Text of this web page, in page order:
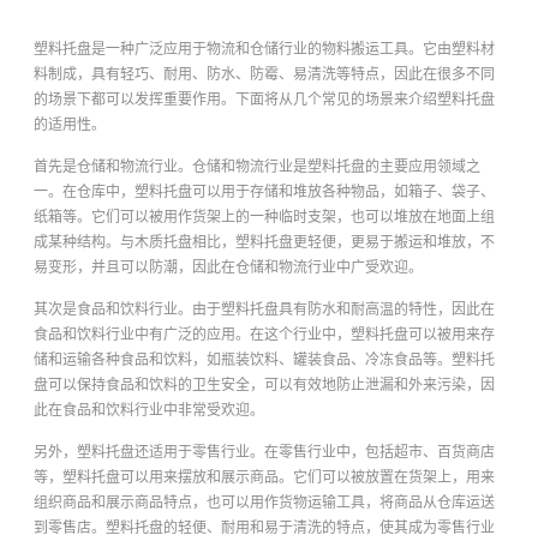
塑料托盘是一种广泛应用于物流和仓储行业的物料搬运工具。它由塑料材
料制成，具有轻巧、耐用、防水、防霉、易清洗等特点，因此在很多不同
的场景下都可以发挥重要作用。下面将从几个常见的场景来介绍塑料托盘
的适用性。
首先是仓储和物流行业。仓储和物流行业是塑料托盘的主要应用领域之
一。在仓库中，塑料托盘可以用于存储和堆放各种物品，如箱子、袋子、
纸箱等。它们可以被用作货架上的一种临时支架，也可以堆放在地面上组
成某种结构。与木质托盘相比，塑料托盘更轻便，更易于搬运和堆放，不
易变形，并且可以防潮，因此在仓储和物流行业中广受欢迎。
其次是食品和饮料行业。由于塑料托盘具有防水和耐高温的特性，因此在
食品和饮料行业中有广泛的应用。在这个行业中，塑料托盘可以被用来存
储和运输各种食品和饮料，如瓶装饮料、罐装食品、冷冻食品等。塑料托
盘可以保持食品和饮料的卫生安全，可以有效地防止泄漏和外来污染，因
此在食品和饮料行业中非常受欢迎。
另外，塑料托盘还适用于零售行业。在零售行业中，包括超市、百货商店
等，塑料托盘可以用来摆放和展示商品。它们可以被放置在货架上，用来
组织商品和展示商品特点，也可以用作货物运输工具，将商品从仓库运送
到零售店。塑料托盘的轻便、耐用和易于清洗的特点，使其成为零售行业